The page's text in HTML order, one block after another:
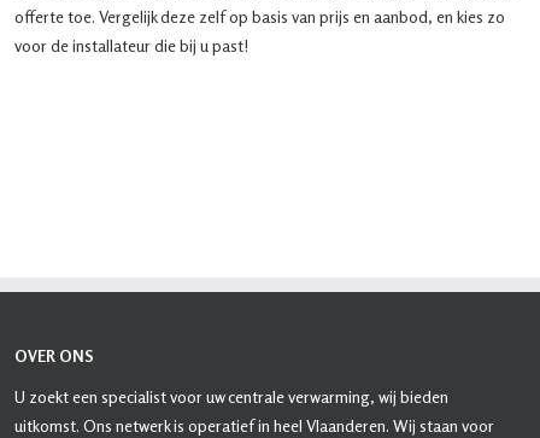
offerte toe. Vergelijk deze zelf op basis van prijs en aanbod, en kies zo
voor de installateur die bij u past!
OVER ONS
U zoekt een specialist voor uw centrale verwarming, wij bieden
uitkomst. Ons netwerk is operatief in heel Vlaanderen. Wij staan voor